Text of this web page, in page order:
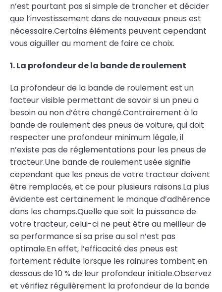
n’est pourtant pas si simple de trancher et décider
que l’investissement dans de nouveaux pneus est
nécessaire.Certains éléments peuvent cependant
vous aiguiller au moment de faire ce choix.
1. La profondeur de la bande de roulement
La profondeur de la bande de roulement est un
facteur visible permettant de savoir si un pneu a
besoin ou non d’être changé.Contrairement à la
bande de roulement des pneus de voiture, qui doit
respecter une profondeur minimum légale, il
n’existe pas de réglementations pour les pneus de
tracteur.Une bande de roulement usée signifie
cependant que les pneus de votre tracteur doivent
être remplacés, et ce pour plusieurs raisons.La plus
évidente est certainement le manque d’adhérence
dans les champs.Quelle que soit la puissance de
votre tracteur, celui-ci ne peut être au meilleur de
sa performance si sa prise au sol n’est pas
optimale.En effet, l’efficacité des pneus est
fortement réduite lorsque les rainures tombent en
dessous de 10 % de leur profondeur initiale.Observez
et vérifiez régulièrement la profondeur de la bande